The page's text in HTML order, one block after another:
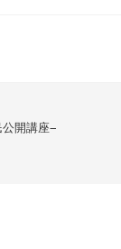
開講座―膵臓がん